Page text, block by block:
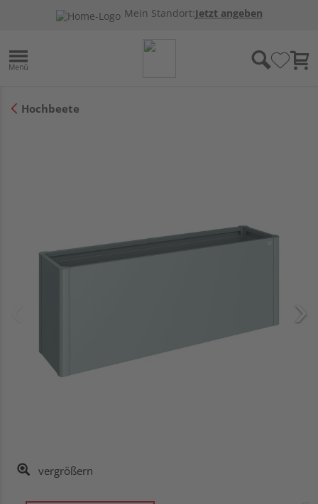
Mein Standort:Jetzt angeben
Hochbeete
vergrößern